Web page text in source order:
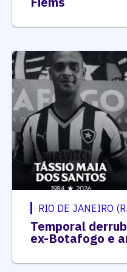
RIO DE JANEIRO
Temporal
ex-Botafogo e